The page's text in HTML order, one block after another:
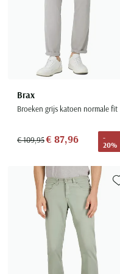
Brax
Broeken grijs katoen normale fit
€ 109,95€ 87,96
-
20%